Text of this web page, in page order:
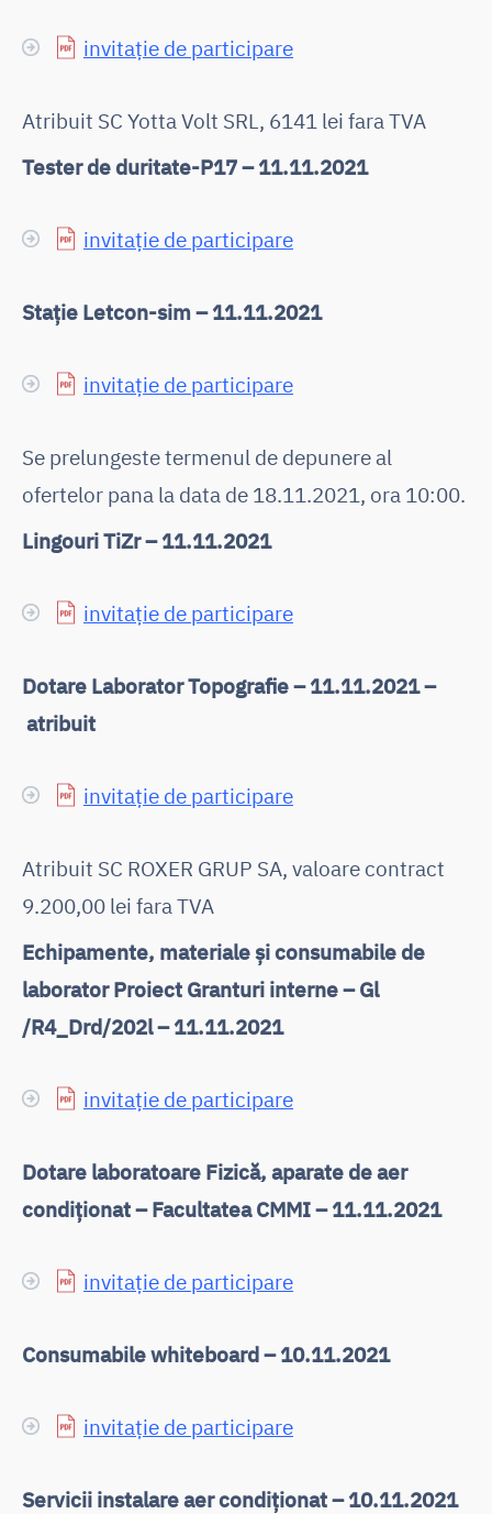
invitație de participare
Atribuit SC Yotta Volt SRL, 6141 lei fara TVA
Tester de duritate-P17 – 11.11.2021
invitație de participare
Stație Letcon-sim – 11.11.2021
invitație de participare
Se prelungeste termenul de depunere al
ofertelor pana la data de 18.11.2021, ora 10:00.
Lingouri TiZr – 11.11.2021
invitație de participare
Dotare Laborator Topografie – 11.11.2021 –
atribuit
invitație de participare
Atribuit SC ROXER GRUP SA, valoare contract
9.200,00 lei fara TVA
Echipamente, materiale și consumabile de
laborator Proiect Granturi interne – Gl
/R4_Drd/202l – 11.11.2021
invitație de participare
Dotare laboratoare Fizică, aparate de aer
condiționat – Facultatea CMMI – 11.11.2021
invitație de participare
Consumabile whiteboard – 10.11.2021
invitație de participare
Servicii instalare aer condiționat – 10.11.2021